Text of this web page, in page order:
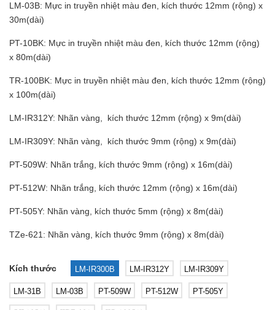
LM-03B: Mực in truyền nhiệt màu đen, kích thước 12mm (rộng) x
30m(dài)
PT-10BK: Mực in truyền nhiệt màu đen, kích thước 12mm (rộng)
x 80m(dài)
TR-100BK: Mực in truyền nhiệt màu đen, kích thước 12mm (rộng)
x 100m(dài)
LM-IR312Y: Nhãn vàng, kích thước 12mm (rộng) x 9m(dài)
LM-IR309Y: Nhãn vàng, kích thước 9mm (rộng) x 9m(dài)
PT-509W: Nhãn trắng, kích thước 9mm (rộng) x 16m(dài)
PT-512W: Nhãn trắng, kích thước 12mm (rộng) x 16m(dài)
PT-505Y: Nhãn vàng, kích thước 5mm (rộng) x 8m(dài)
TZe-621: Nhãn vàng, kích thước 9mm (rộng) x 8m(dài)
Kích thước LM-IR300B LM-IR312Y LM-IR309Y
LM-31B LM-03B PT-509W PT-512W PT-505Y